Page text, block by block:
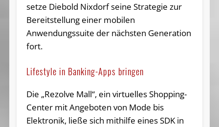
setze Diebold Nixdorf seine Strategie zur
Bereitstellung einer mobilen
Anwendungssuite der nächsten Generation
fort.
Lifestyle in Banking-Apps bringen
Die „Rezolve Mall“, ein virtuelles Shopping-
Center mit Angeboten von Mode bis
Elektronik, ließe sich mithilfe eines SDK in